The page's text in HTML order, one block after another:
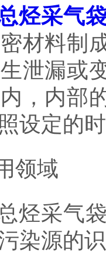
烃采气
材料制
泄漏或
，内部
设定的
域
采气袋
染源的